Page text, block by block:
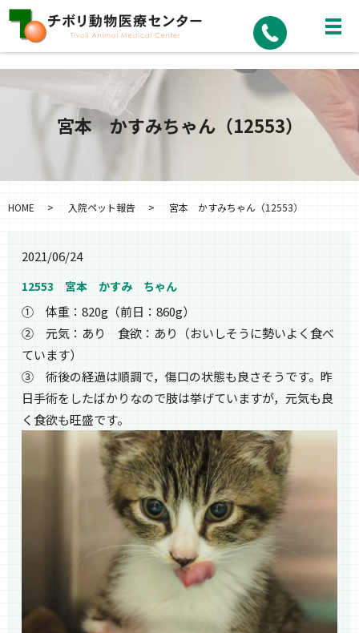
宮本 かすみちゃん（12553）
HOME 入院ペット報告 宮本 かすみちゃん（12553）
2021/06/24
12553 宮本 かすみ ちゃん
① 体重：820g（前日：860g）
② 元気：あり 食欲：あり（おいしそうに勢いよく食べ
ています）
③ 術後の経過は順調で，傷口の状態も良さそうです。昨
日手術をしたばかりなので肢は挙げていますが，元気も良
く食欲も旺盛です。